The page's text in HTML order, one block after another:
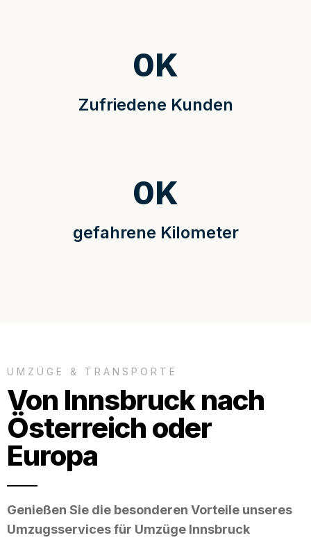
Zufriedene Kunden
0K
gefahrene Kilometer
0K
UMZÜGE & TRANSPORTE
Von Innsbruck nach
Österreich oder
Europa
Genießen Sie die besonderen Vorteile unseres
Umzugsservices für Umzüge Innsbruck